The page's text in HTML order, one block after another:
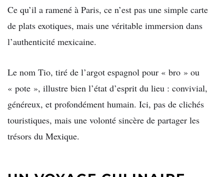
Ce qu’il a ramené à Paris, ce n’est pas une simple carte
de plats exotiques, mais une véritable immersion dans
l’authenticité mexicaine.
Le nom Tio, tiré de l’argot espagnol pour « bro » ou
« pote », illustre bien l’état d’esprit du lieu : convivial,
généreux, et profondément humain. Ici, pas de clichés
touristiques, mais une volonté sincère de partager les
trésors du Mexique.